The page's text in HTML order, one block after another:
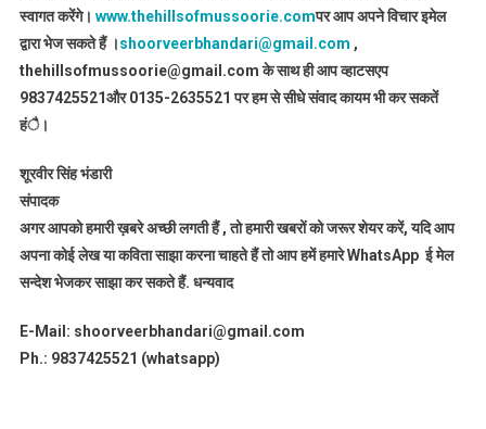
स्वागत करेंगे। www.thehillsofmussoorie.comपर आप अपने विचार इमेल
द्वारा भेज सकते हैं ।shoorveerbhandari@gmail.com ,
thehillsofmussoorie@gmail.com के साथ ही आप व्हाटसएप
9837425521और 0135-2635521 पर हम से सीधे संवाद कायम भी कर सकतें
हंै।
शूरवीर सिंह भंडारी
संपादक
अगर आपको हमारी ख़बरे अच्छी लगती हैं , तो हमारी खबरों को जरूर शेयर करें, यदि आप
अपना कोई लेख या कविता साझा करना चाहते हैं तो आप हमें हमारे WhatsApp ई मेल
सन्देश भेजकर साझा कर सकते हैं. धन्यवाद
E-Mail: shoorveerbhandari@gmail.com
Ph.: 9837425521 (whatsapp)